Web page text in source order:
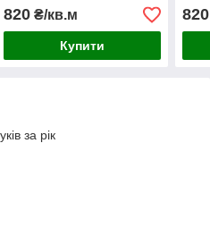
820₴/кв.м
Купити
820
за рік